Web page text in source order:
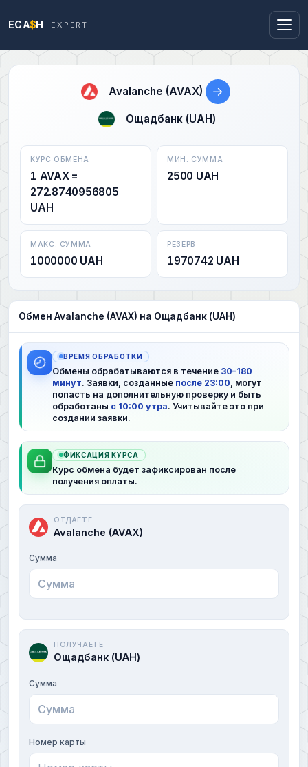
ECA$H EXPERT
Avalanche (AVAX) →
Ощадбанк (UAH)
КУРС ОБМЕНА
1 AVAX =
272.8740956805
UAH
МИН. СУММА
2500 UAH
МАКС. СУММА
1000000 UAH
РЕЗЕРВ
1970742 UAH
Обмен Avalanche (AVAX) на Ощадбанк (UAH)
ВРЕМЯ ОБРАБОТКИ
Обмены обрабатываются в течение 30–180
минут. Заявки, созданные после 23:00 , могут
попасть на дополнительную проверку и быть
обработаны с 10:00 утра. Учитывайте это при
создании заявки.
ФИКСАЦИЯ КУРСА
Курс обмена будет зафиксирован после
получения оплаты.
ОТДАЕТЕ
Avalanche (AVAX)
Сумма
ПОЛУЧАЕТЕ
Ощадбанк (UAH)
Сумма
Номер карты